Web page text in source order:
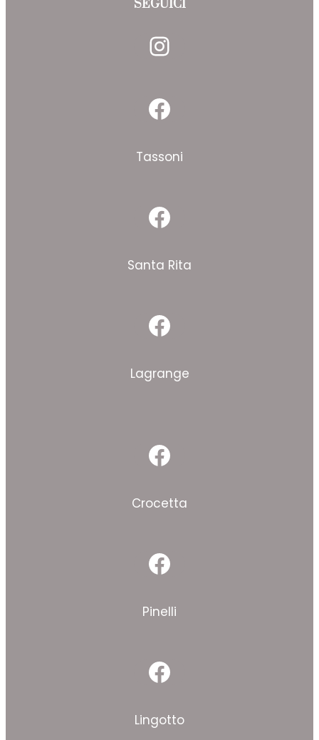
SEGUICI
Instagram
Facebook
Tassoni
Facebook
Santa Rita
Facebook
Lagrange
Facebook
Crocetta
Facebook
Pinelli
Facebook
Lingotto